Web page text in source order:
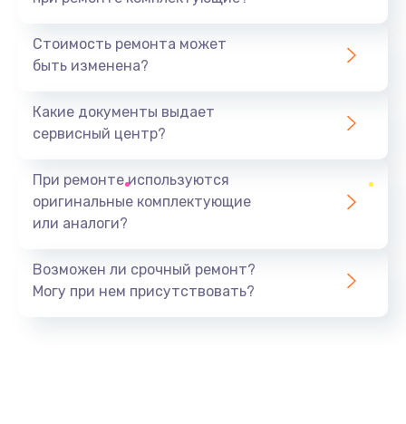
1440 руб.
Ремонт южного моста
Замена батарейки BIOS
Заказать
Стоимость ремонта может
быть изменена?
Какие документы выдает
сервисный центр?
При ремонте используются
оригинальные комплектующие
или аналоги?
Возможен ли срочный ремонт?
Могу при нем присутствовать?